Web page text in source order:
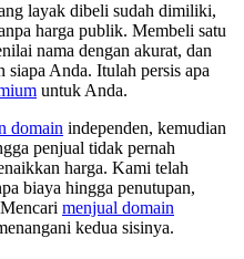
layak dibeli sudah dimiliki,
harga publik. Membeli satu
nama dengan akurat, dan
siapa Anda. Itulah persis apa
untuk Anda.
domain independen, kemudian
penjual tidak pernah
harga. Kami telah
biaya hingga penutupan,
menjual domain
kedua sisinya.